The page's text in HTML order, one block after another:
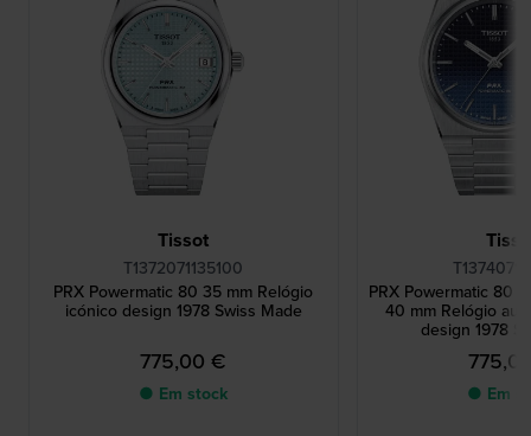
Tissot
T1372071135100
PRX Powermatic 80 35 mm Relógio
icónico design 1978 Swiss Made
775,00 €
● Em stock
PRX Powermatic 80
40 mm Relógio
design 1978
● Em